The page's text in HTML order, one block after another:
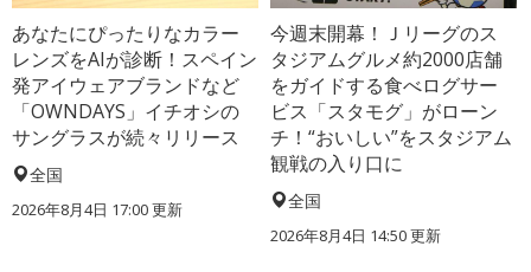
あなたにぴったりなカラー
レンズをAIが診断！スペイン
発アイウェアブランドなど
「OWNDAYS」イチオシの
サングラスが続々リリース
全国
2026年8月4日 17:00更新
今週末開幕！Ｊリーグのス
タジアムグルメ約2000店舗
をガイドする食べログサー
ビス「スタモグ」がローン
チ！“おいしい”をスタジアム
観戦の入り口に
全国
2026年8月4日 14:50更新